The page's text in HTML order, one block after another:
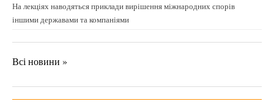
На лекціях наводяться приклади вирішення міжнародних спорів
іншими державами та компаніями
Всі новини »